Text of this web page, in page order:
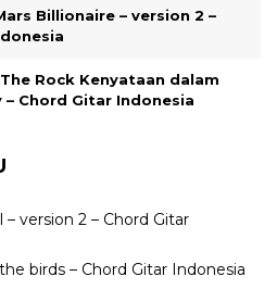
Billionaire – version 2 –
Rock Kenyataan dalam
– Chord Gitar Indonesia
version 2 – Chord Gitar
birds – Chord Gitar Indonesia